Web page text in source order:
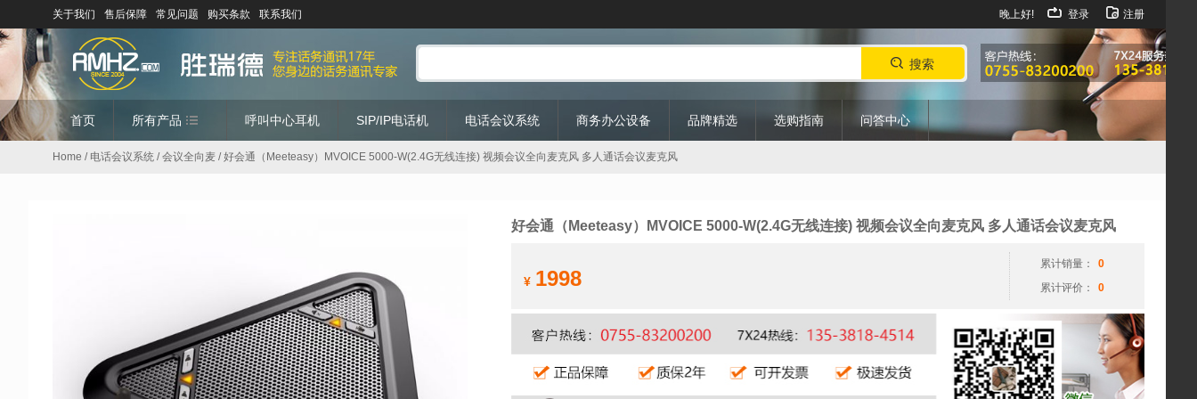
关于我们 售后保障 常见问题 购买条款 联系我们 晚上好! 登录 注册
搜索
首页 所有产品 呼叫中心耳机 SIP/IP电话机 电话会议系统 商务办公设备 品牌精选 选购指南 问答中心
Home / 电话会议系统 /会议全向麦 / 好会通（Meeteasy）MVOICE 5000-W(2.4G无线连接) 视频会议全向麦克风 多人通话会议麦克风
好会通（Meeteasy）MVOICE 5000-W(2.4G无线连接) 视频会议全向麦克风 多人通话会议麦克风
¥ 1998
累计销量：
0
累计评价：
0